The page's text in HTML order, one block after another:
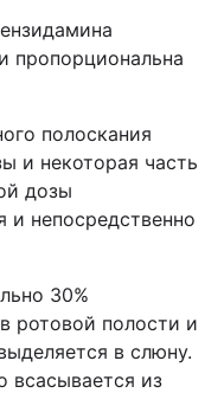
пропорциональна
полоскания
и некоторая часть
дозы
и непосредственно
30%
ротовой полости и
в слюну.
всасывается из